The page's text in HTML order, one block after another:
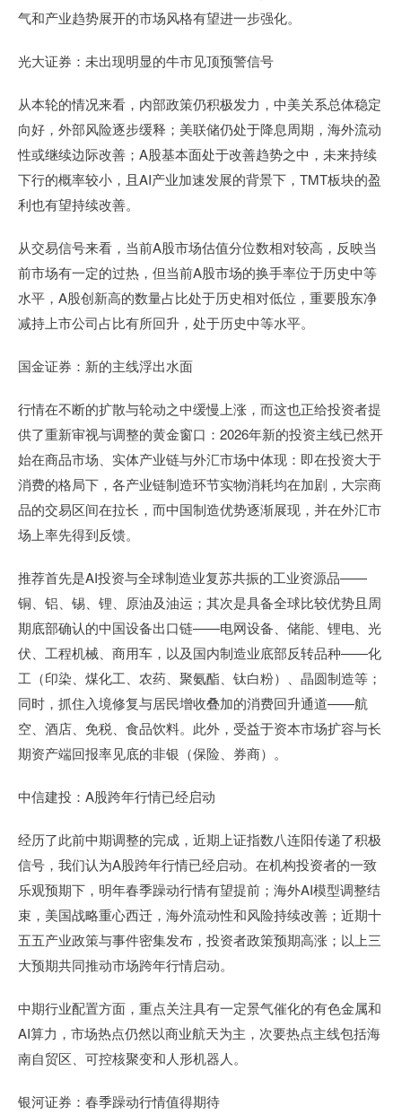
气和产业趋势展开的市场风格有望进一步强化。
光大证券：未出现明显的牛市见顶预警信号
从本轮的情况来看，内部政策仍积极发力，中美关系总体稳定
向好，外部风险逐步缓释；美联储仍处于降息周期，海外流动
性或继续边际改善；A股基本面处于改善趋势之中，未来持续
下行的概率较小，且AI产业加速发展的背景下，TMT板块的盈
利也有望持续改善。
从交易信号来看，当前A股市场估值分位数相对较高，反映当
前市场有一定的过热，但当前A股市场的换手率位于历史中等
水平，A股创新高的数量占比处于历史相对低位，重要股东净
减持上市公司占比有所回升，处于历史中等水平。
国金证券：新的主线浮出水面
行情在不断的扩散与轮动之中缓慢上涨，而这也正给投资者提
供了重新审视与调整的黄金窗口：2026年新的投资主线已然开
始在商品市场、实体产业链与外汇市场中体现：即在投资大于
消费的格局下，各产业链制造环节实物消耗均在加剧，大宗商
品的交易区间在拉长，而中国制造优势逐渐展现，并在外汇市
场上率先得到反馈。
推荐首先是AI投资与全球制造业复苏共振的工业资源品——
铜、铝、锡、锂、原油及油运；其次是具备全球比较优势且周
期底部确认的中国设备出口链——电网设备、储能、锂电、光
伏、工程机械、商用车，以及国内制造业底部反转品种——化
工（印染、煤化工、农药、聚氨酯、钛白粉）、晶圆制造等；
同时，抓住入境修复与居民增收叠加的消费回升通道——航
空、酒店、免税、食品饮料。此外，受益于资本市场扩容与长
期资产端回报率见底的非银（保险、券商）。
中信建投：A股跨年行情已经启动
经历了此前中期调整的完成，近期上证指数八连阳传递了积极
信号，我们认为A股跨年行情已经启动。在机构投资者的一致
乐观预期下，明年春季躁动行情有望提前；海外AI模型调整结
束，美国战略重心西迁，海外流动性和风险持续改善；近期十
五五产业政策与事件密集发布，投资者政策预期高涨；以上三
大预期共同推动市场跨年行情启动。
中期行业配置方面，重点关注具有一定景气催化的有色金属和
AI算力，市场热点仍然以商业航天为主，次要热点主线包括海
南自贸区、可控核聚变和人形机器人。
银河证券：春季躁动行情值得期待